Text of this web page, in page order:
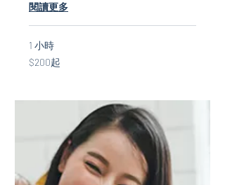
閱讀更多
1 小時
$200
起
$200起